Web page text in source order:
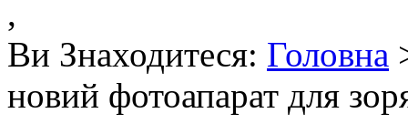
,
Ви Знаходитеся: Головна
новий фотоапарат для